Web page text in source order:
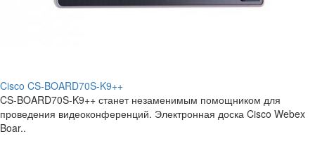
Cisco CS-BOARD70S-K9++
CS-BOARD70S-K9++ станет незаменимым помощником для
проведения видеоконференций. Электронная доска Cisco Webex
Boar..